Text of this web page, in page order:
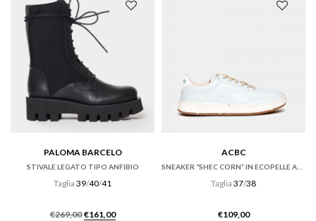
PALOMA BARCELO
STIVALE LEGATO TIPO ANFIBIO
Taglia 39/40/41
€269,00 Il
€161,00Il
ACBC
Taglia 37/38
€109,00